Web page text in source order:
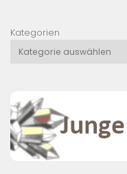
Kategorien